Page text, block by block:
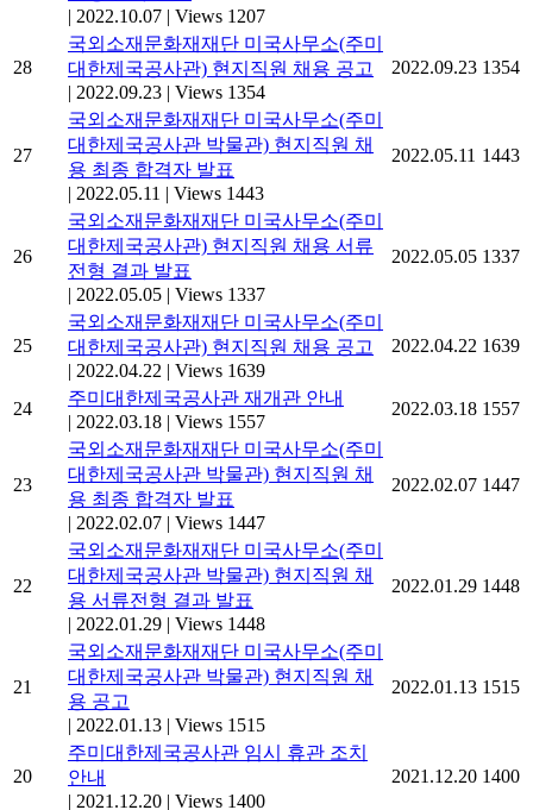
| 2022.10.07 | Views 1207
28
국외소재문화재재단 미국사무소(주미
대한제국공사관) 현지직원 채용 공고
| 2022.09.23 | Views 1354
2022.09.23 1354
27
국외소재문화재재단 미국사무소(주미
대한제국공사관 박물관) 현지직원 채
용 최종 합격자 발표
| 2022.05.11 | Views 1443
2022.05.11 1443
26
국외소재문화재재단 미국사무소(주미
대한제국공사관) 현지직원 채용 서류
전형 결과 발표
| 2022.05.05 | Views 1337
2022.05.05 1337
25
국외소재문화재재단 미국사무소(주미
대한제국공사관) 현지직원 채용 공고
| 2022.04.22 | Views 1639
2022.04.22 1639
24
주미대한제국공사관 재개관 안내
| 2022.03.18 | Views 1557
2022.03.18 1557
23
국외소재문화재재단 미국사무소(주미
대한제국공사관 박물관) 현지직원 채
용 최종 합격자 발표
| 2022.02.07 | Views 1447
2022.02.07 1447
22
국외소재문화재재단 미국사무소(주미
대한제국공사관 박물관) 현지직원 채
용 서류전형 결과 발표
| 2022.01.29 | Views 1448
2022.01.29 1448
21
국외소재문화재재단 미국사무소(주미
대한제국공사관 박물관) 현지직원 채
용 공고
| 2022.01.13 | Views 1515
2022.01.13 1515
20
주미대한제국공사관 임시 휴관 조치
안내
| 2021.12.20 | Views 1400
2021.12.20 1400